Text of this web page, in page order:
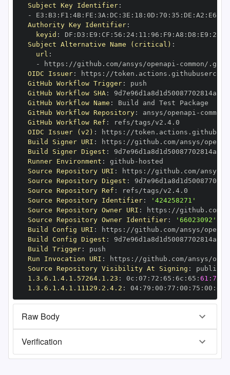
Subject Key Identifier:
-
E3 : B3 : F1 : 4B: FE : 3A : DC : 3E : 18 : 0D : 70 : 35 : DE : A2 : E6
Authority Key Identifier:
keyid : DF : D3 : E9 : CF : 56 : 24: 11 : 96 : F9 : A8 : D8 : E9 : 28
Subject Alternative Name (critical) :
url :
-
https : //github.com/ansys/openapi -
OIDC Issuer: https :
GitHub Workflow Trigger:
GitHub Workflow SHA:
GitHub Workflow Name :
GitHub Workflow Repository: ansys/openapi -
GitHub Workflow Ref :
OIDC Issuer (v2) : https :
Build Signer URI : https : //github.com/ansys/
Build Signer Digest :
Runner Environment : github -
Source Repository URI : https : //github.com/ansys/
Source Repository Digest :
Source Repository Ref :
Source Repository Identifier:
'424258271'
Source Repository Owner URI : https :
Source Repository Owner Identifier:
'66023092'
Build Config URI : https : //github.com/ansys/
Build Config Digest :
Build Trigger:
Run Invocation URI : https : //github.com/ansys/
Source Repository Visibility At Signing :
1.3.6.1.4.1.57264.1.23 : 0c : 07 : 72 : 65 : 6c : 65 :
1.3.6.1.4.1.11129.2.4.2 : 04: 79 : 00 : 77 : 00 : 75 : 00 : dd
Raw Body
Verification